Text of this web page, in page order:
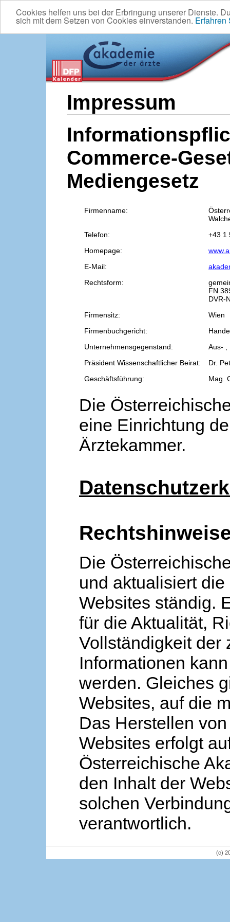
Cookies helfen uns bei der Erbringung unserer Dienste.
sich mit dem Setzen von Cookies einverstanden. Erfahren
Impressum
Commerce-
Mediengesetz
Firmenname:
Telefon:
+43 1
Homepage:
E-Mail:
Rechtsform:
FN
DVR-
Firmensitz:
Wien
Firmenbuchgericht:
Unternehmensgegenstand:
Aus- ,
Präsident Wissenschaftlicher Beirat:
Dr.
Geschäftsführung:
Mag.
Die
eine Einrichtung
Ärztekammer.
Die
und aktualisiert
Websites ständig.
für die Aktualität,
Vollständigkeit der
Informationen
werden. Gleiches
Websites, auf die
Das Herstellen
Websites erfolgt
Österreichische
den Inhalt der
solchen
verantwortlich.
(c)